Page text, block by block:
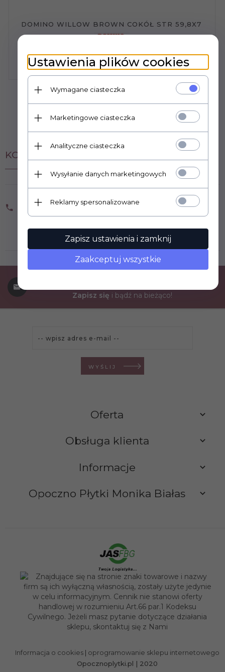
DOMINO WILLOW BROWN COKÓŁ STR 59,8X7
CENA RYNKOWA: 28.29 PLN
KONTAKT Z NAMI
OPOCZNO PŁYTKI 784-907-041 LUB 784-907-
Zapisz się i bądź na bieżąco!
WYŚLIJ
Oferta
Obsługa klienta
Informacje
Opoczno Płytki Monika Białas
sklep@opocznoplytki.pl
Informacja o cookies | oprogramowanie sklepu internetowego
Opocznoplytki.pl | 2020
Ustawienia plików cookies
Wymagane ciasteczka
Marketingowe ciasteczka
Analityczne ciasteczka
Wysyłanie danych marketingowych
Reklamy spersonalizowane
Zapisz ustawienia i zamknij
Zaakceptuj wszystkie